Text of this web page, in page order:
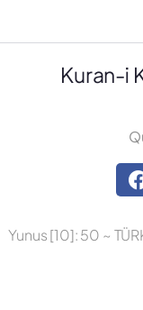
Kuran-i
Yunus [10]: 50 ~